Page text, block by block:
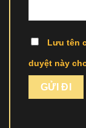
Lưu tên
duyệt này